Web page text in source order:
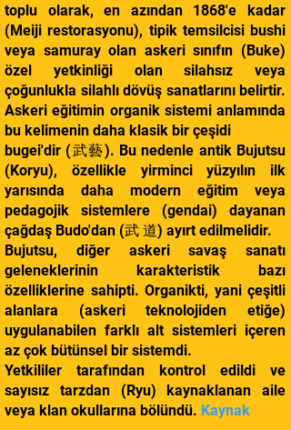
toplu olarak, en azından 1868'e kadar
(Meiji restorasyonu), tipik temsilcisi bushi
veya samuray olan askeri sınıfın (Buke)
özel yetkinliği olan silahsız veya
çoğunlukla silahlı dövüş sanatlarını belirtir.
Askeri eğitimin organik sistemi anlamında
bu kelimenin daha klasik bir çeşidi
bugei'dir (武藝). Bu nedenle antik Bujutsu
(Koryu), özellikle yirminci yüzyılın ilk
yarısında daha modern eğitim veya
pedagojik sistemlere (gendai) dayanan
çağdaş Budo'dan (武 道) ayırt edilmelidir.
Bujutsu, diğer askeri savaş sanatı
geleneklerinin karakteristik bazı
özelliklerine sahipti. Organikti, yani çeşitli
alanlara (askeri teknolojiden etiğe)
uygulanabilen farklı alt sistemleri içeren
az çok bütünsel bir sistemdi.
Yetkililer tarafından kontrol edildi ve
sayısız tarzdan (Ryu) kaynaklanan aile
veya klan okullarına bölündü. Kaynak